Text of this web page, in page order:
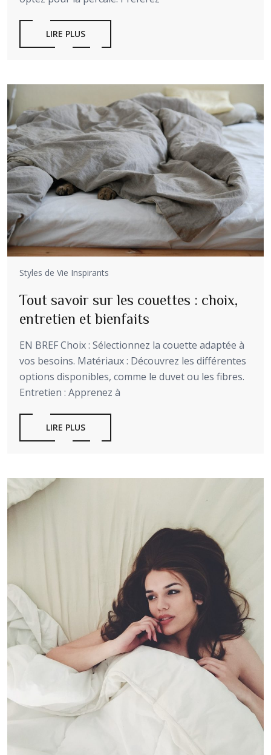
LIRE PLUS
Styles de Vie Inspirants
Tout savoir sur les couettes : choix,
entretien et bienfaits
EN BREF Choix : Sélectionnez la couette adaptée à
vos besoins. Matériaux : Découvrez les différentes
options disponibles, comme le duvet ou les fibres.
Entretien : Apprenez à
LIRE PLUS